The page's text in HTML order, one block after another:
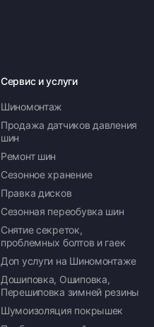
Сервис и услуги
Шиномонтаж
Продажа датчиков давления
шин
Ремонт шин
Сезонное хранение
Правка дисков
Сезонная переобувка шин
Снятие секреток,
проблемных болтов и гаек
Доп услуги на Шиномонтаже
Дошиповка, Ошиповка,
Перешиповка зимней резины
Шумоизоляция покрышек